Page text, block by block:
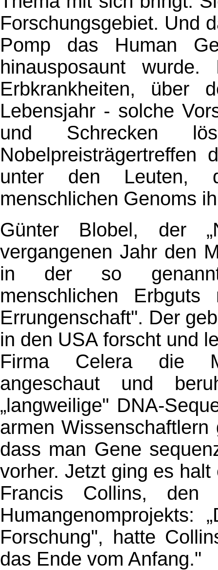
Forschungsgebiet. Und
Pomp das Human
hinausposaunt
Erbkrankheiten,
Lebensjahr - solche
und Schrecken
unter den Leuten,
menschlichen Genoms
Günter Blobel, der
vergangenen Jahr den
in der so
menschlichen
Errungenschaft". Der
in den USA forscht und
Firma Celera die
angeschaut und
„langweilige" DNA-
armen
dass man Gene
vorher. Jetzt ging es
Francis Collins, den
Forschung", hatte
das Ende vom Anfang."